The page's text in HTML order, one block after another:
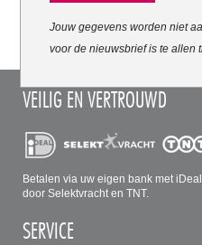
VEILIG EN VERTROUWD
Betalen via uw eigen bank met
door Selektvracht en TNT.
SERVICE
Levertijd, retourneren, ruilen
Jouw gegevens worden niet
voor de nieuwsbrief is te allen